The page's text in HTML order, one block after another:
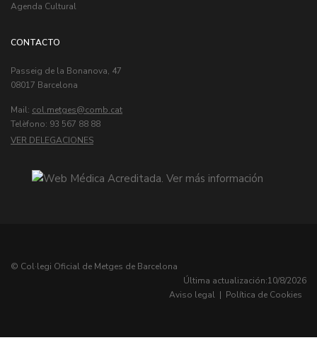
Agenda Cultural
CONTACTO
Passeig de la Bonanova, 47
08017 Barcelona
Mail: col.metges
Telèfono: 93 567 88 88
VER DELEGACIONES
© Col·legi Oficial de Metges de Barcelona
Última actualización:10/8/2026
Aviso legal | Política de Cookies